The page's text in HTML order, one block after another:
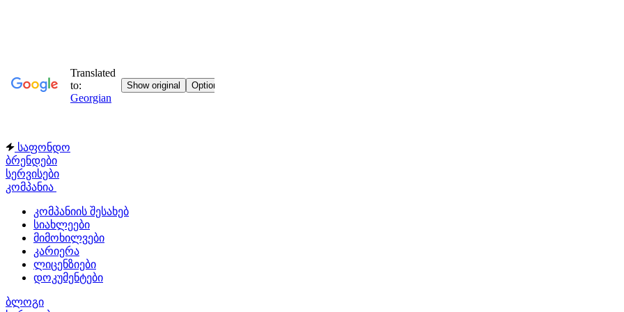
საფონდო
ბრენდები
სერვისები
კომპანია
კომპანიის შესახებ
სიახლეები
მიმოხილვები
კარიერა
ლიცენზიები
დოკუმენტები
ბლოგი